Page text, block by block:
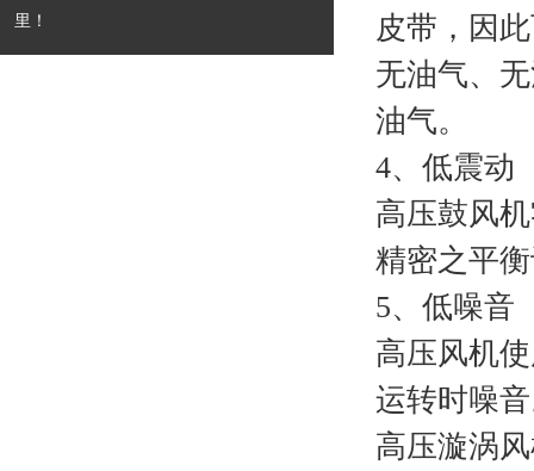
里！
皮带，因
无油气、
油气。
4、低震动
高压鼓风
精密之平
5、低噪音
高压风机
运转时噪
高压漩涡